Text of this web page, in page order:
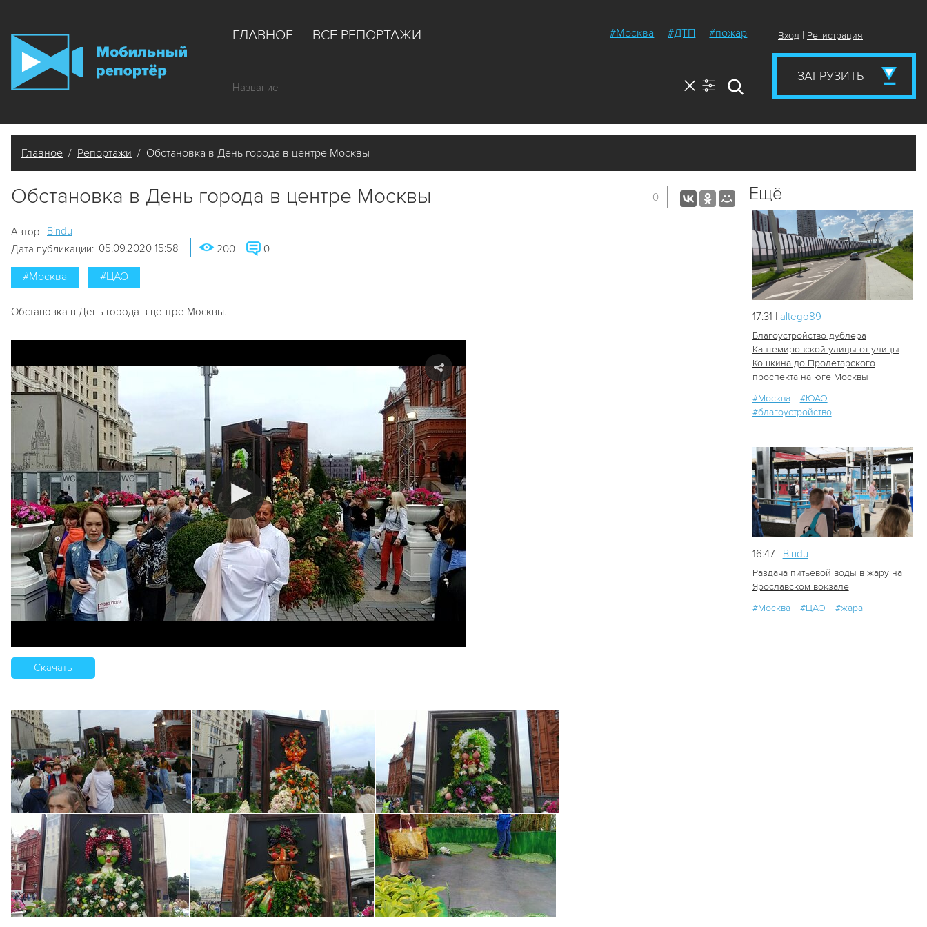
ГЛАВНОЕ ВСЕ РЕПОРТАЖИ #Москва #ДТП #пожар Вход | Регистрация
ЗАГРУЗИТЬ
Главное / Репортажи / Обстановка в День города в центре Москвы
Обстановка в День города в центре Москвы 0
Автор: Bindu
Дата публикации: 05.09.2020 15:58 200 0
#Москва #ЦАО
Обстановка в День города в центре Москвы.
Скачать
Ещё
14
17:31 | altego89
Благоустройство дублера
Кантемировской улицы от улицы
Кошкина до Пролетарского
проспекта на юге Москвы
#Москва
#ЮАО
#благоустройство
23
16:47 | Bindu
Раздача питьевой воды в жару на
Ярославском вокзале
#Москва
#ЦАО #жара